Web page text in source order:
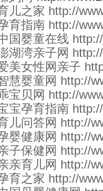
儿之家 http://
育指南 http://
国婴童在线
湖湾亲子网
美女性网亲子
慧婴童网 http://
宝贝网 http://
宝孕育指南
儿问答网 http://
婴健康网 http://
子保健网 http://
亲育儿网 http://
育之家 http://